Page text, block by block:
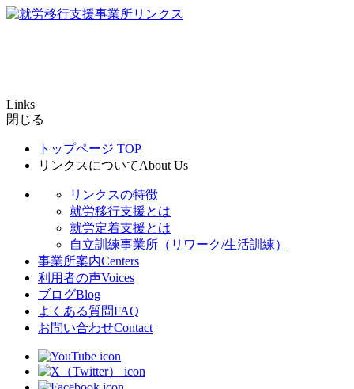
Links
閉じる
トップページ TOP
リンクスについてAbout Us
リンクスの特徴
就労移行支援とは
就労定着支援とは
自立訓練事業所（リワーク/生活訓練）
事業所案内Centers
利用者の声Voices
ブログBlog
よくある質問FAQ
お問い合わせContact